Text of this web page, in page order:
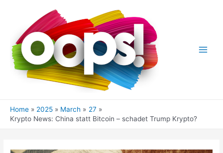
Home 2025 March
27
Krypto News: China statt Bitcoin – schadet Trump Krypto?